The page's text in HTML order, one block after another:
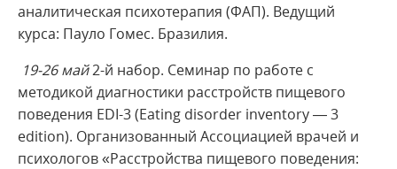
аналитическая психотерапия (ФАП). Ведущий
курса: Пауло Гомес. Бразилия.
19-26 май2-й набор. Семинар по работе с
методикой диагностики расстройств пищевого
поведения EDI-3 (Eating disorder inventory — 3
edition). Организованный Ассоциацией врачей и
психологов «Расстройства пищевого поведения: